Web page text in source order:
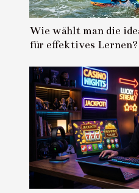
Wie wählt man die
für effektives Lernen?